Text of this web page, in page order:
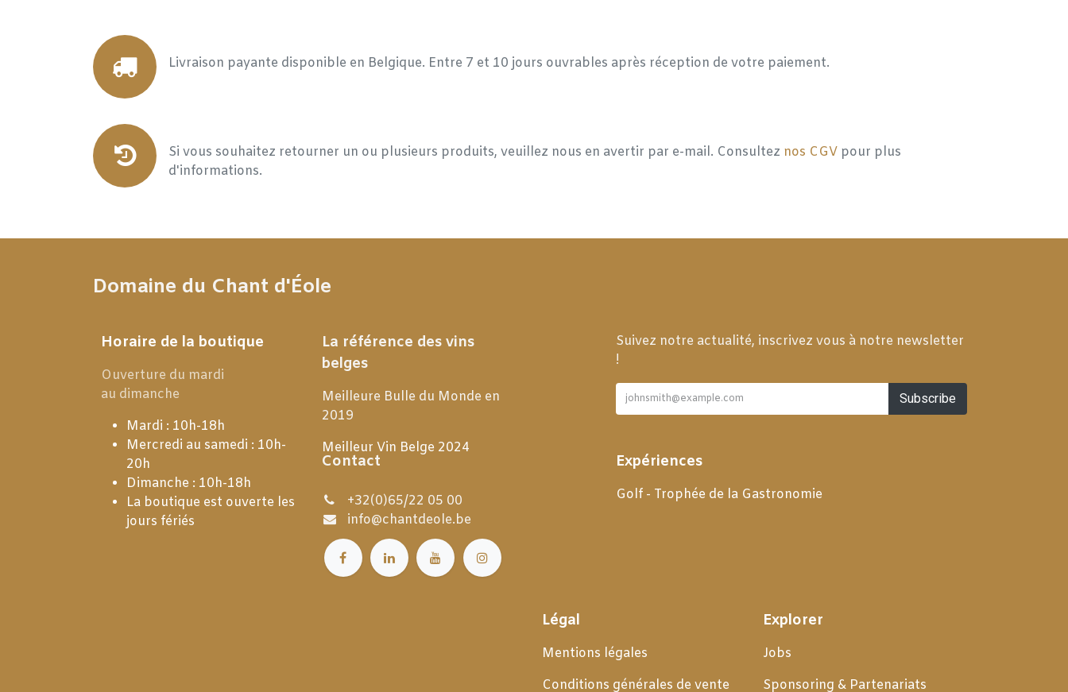
Livraison payante disponible en Belgique. Entre 7 et 10 jours ouvrables après réception de votre paiement.
Si vous souhaitez retourner un ou plusieurs produits, veuillez nous en avertir par e-mail. Consultez nos CGV pour plus
d'informations.
Domaine du Chant d'Éole
Suivez notre actualité, inscrivez vous à notre newsletter
!
Subscribe
Contact
+32(0)65/22 05 00
info@chantdeole.be
Horaire de la boutique
Ouverture du mardi
au dimanche
Mardi : 10h-18h
Mercredi au samedi : 10h-
20h
Dimanche : 10h-18h
La boutique est ouverte les
jours fériés
La référence des vins
belges
Meilleure Bulle du Monde en
2019
Meilleur Vin Belge 2024
Expériences
Golf - Trophée de la Gastronomie
Explorer
Jobs
Sponsoring & Partenariats
Légal
Mentions légales
Conditions générales de vente